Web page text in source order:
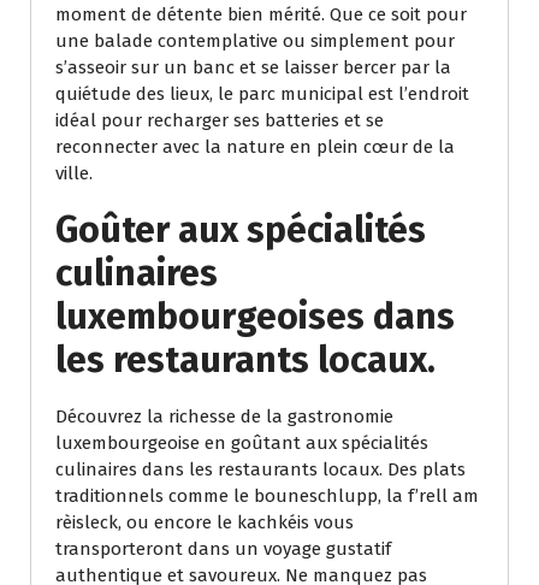
moment de détente bien mérité. Que ce soit pour
une balade contemplative ou simplement pour
s’asseoir sur un banc et se laisser bercer par la
quiétude des lieux, le parc municipal est l’endroit
idéal pour recharger ses batteries et se
reconnecter avec la nature en plein cœur de la
ville.
Goûter aux spécialités
culinaires
luxembourgeoises dans
les restaurants locaux.
Découvrez la richesse de la gastronomie
luxembourgeoise en goûtant aux spécialités
culinaires dans les restaurants locaux. Des plats
traditionnels comme le bouneschlupp, la f’rell am
rèisleck, ou encore le kachkéis vous
transporteront dans un voyage gustatif
authentique et savoureux. Ne manquez pas